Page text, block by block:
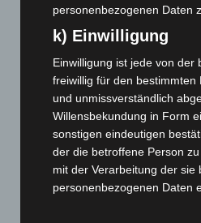
Juni 2022(167)
April 2022(198)
März 2022(221)
Februar 2022(189)
Januar 2022 (190)
Dezember 2021(204)
November 2021
(215)
personenbezogenen Daten
k) Einwilligung
Einwilligung ist jede von der
freiwillig für den
und unmissverständlich
Willensbekundung in Form
sonstigen eindeutigen
der die betroffene Person
mit der Verarbeitung der sie
personenbezogenen Daten